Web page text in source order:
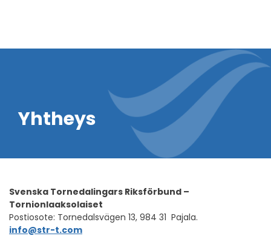
Yhtheys
Svenska Tornedalingars Riksförbund –
Tornionlaaksolaiset
Postiosote: Tornedalsvägen 13, 984 31 Pajala.
info@str-t.com